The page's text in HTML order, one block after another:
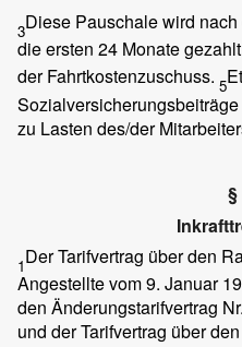
3Diese Pauschale wird
die ersten 24 Monate
der Fahrtkostenzuschuss. 5
zu Lasten des/der
§
1Der Tarifvertrag über den
Angestellte vom 9. Januar
den Änderungstarifvertrag
und der Tarifvertrag über